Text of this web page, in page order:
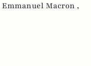
Emmanuel Macron ,